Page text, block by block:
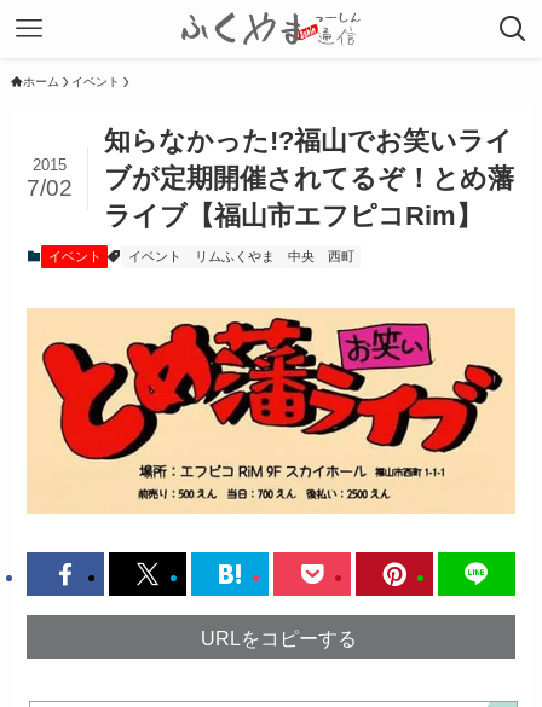
ホーム イベント
知らなかった!?福山でお笑いライ
ブが定期開催されてるぞ！とめ藩
ライブ【福山市エフピコRim】
2015
7/02
イベント イベント リムふくやま 中央 西町
URLをコピーする